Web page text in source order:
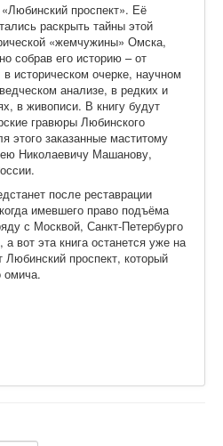
проспект». Её
раскрыть тайны этой
«жемчужины» Омска,
собрав его историю – от
историческом очерке, научном
ом анализе, в редких и
в живописи. В книгу будут
гравюры Любинского
этого заказанные маститому
Николаевичу Машанову,
после реставрации
имевшего право подъёма
с Москвой, Санкт-Петербурго
вот эта книга останется уже на
Любинский проспект, который
омича.